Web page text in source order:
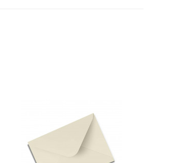
Briefumschläge (bedruckt)